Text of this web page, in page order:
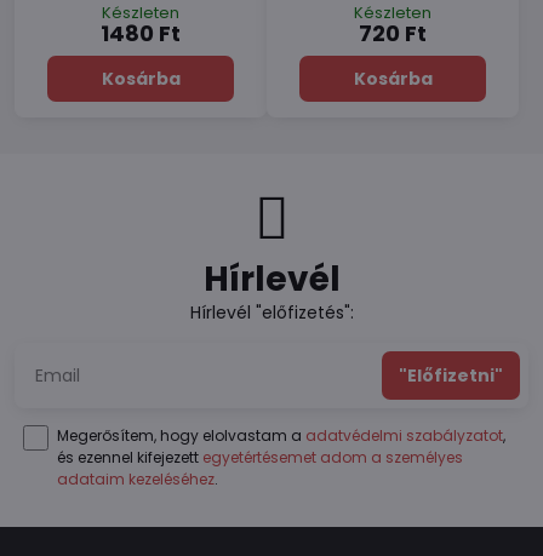
Készleten
1480 Ft
Kosárba
Készleten
720 Ft
Kosárba
Hírlevél
Hírlevél "előfizetés":
"Előfizetni"
Megerősítem, hogy elolvastam a adatvédelmi szabályzatot,
és ezennel kifejezett egyetértésemet adom a személyes
adataim kezeléséhez.